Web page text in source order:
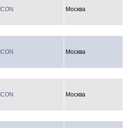
ICON Москва
ICON Москва
ICON Москва